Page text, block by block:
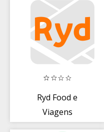
Ryd Food e
Viagens